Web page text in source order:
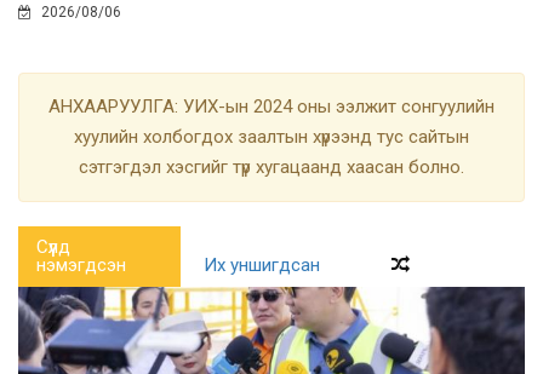
2026/08/06
АНХААРУУЛГА: УИХ-ын 2024 оны ээлжит сонгуулийн
хуулийн холбогдох заалтын хүрээнд тус сайтын
сэтгэгдэл хэсгийг түр хугацаанд хаасан болно.
Сүүлд
нэмэгдсэн
Их уншигдсан